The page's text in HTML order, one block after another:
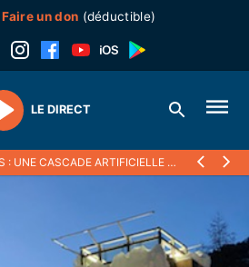
Faire un don (déductible)
Play
LE DIRECT
ARTIFICIELLE POUR LES FONDUS DE LA GLACE